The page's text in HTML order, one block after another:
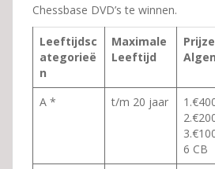
Chessbase DVD’s te winnen.
Leeftijdsc
ategorieë
n
Maximale
Leeftijd
A * t/m 20 jaar
6 CB